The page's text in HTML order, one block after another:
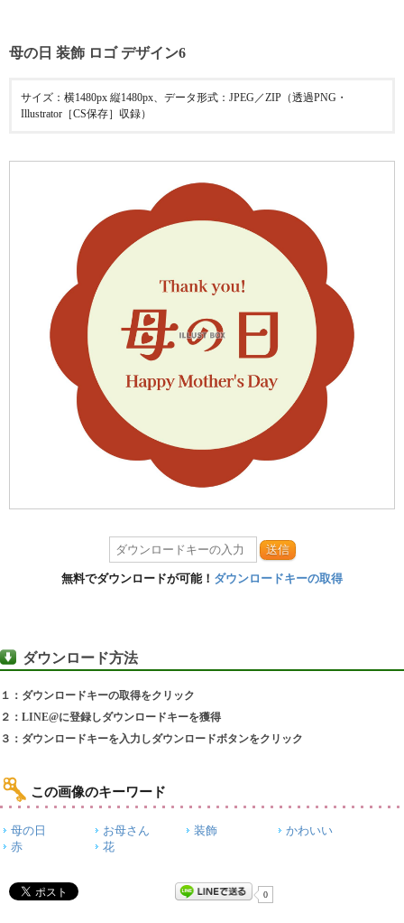
母の日 装飾 ロゴ デザイン6
サイズ：横1480px 縦1480px、データ形式：JPEG／ZIP（透過PNG・
Illustrator［CS保存］収録）
送信
無料でダウンロードが可能！ ダウンロードキーの取得
ダウンロード方法
１：ダウンロードキーの取得をクリック
２：LINE@に登録しダウンロードキーを獲得
３：ダウンロードキーを入力しダウンロードボタンをクリック
この画像のキーワード
母の日 お母さん 装飾
かわいい
赤
花
0